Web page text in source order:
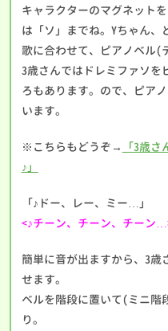
キャラクターのマグネット
は「ソ」までね。Yちゃん、
歌に合わせて、ピアノベル(
3歳さんではドレミファソを
ろもあります。ので、ピア
います。
※こちらもどうぞ→
「3歳
♪」
「♪ドー、レー、ミー…」
<♪チーン、チーン、チーン
簡単に音が出ますから、3歳
せます。
ベルを階段に置いて(ミニ階
り。